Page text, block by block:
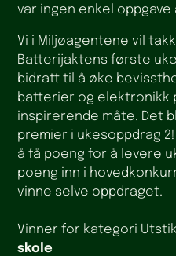
var ingen enkel
Vi i Miljøagentene vil
Batterijaktens første
bidratt til å øke
batterier og elektronikk
inspirerende måte. Det
premier i ukesoppdrag
å få poeng for å levere
poeng inn i
vinne selve oppdraget.
Vinner for kategori
skole